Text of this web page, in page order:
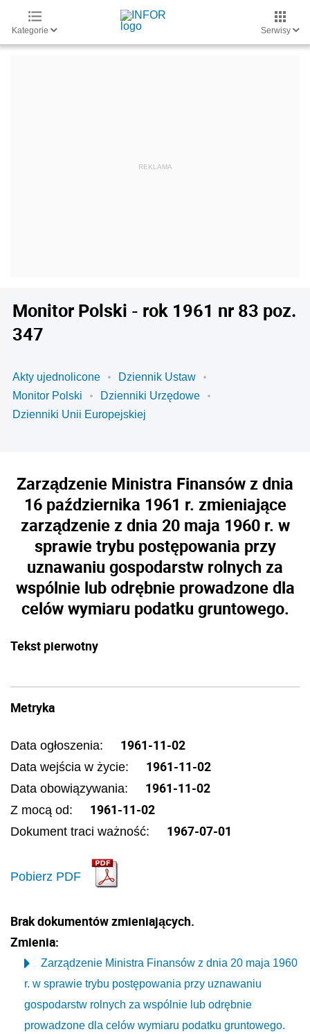
Kategorie Serwisy
Monitor Polski - rok 1961 nr 83 poz.
347
Akty ujednolicone
Dziennik Ustaw
Monitor Polski
Dzienniki Urzędowe
Dzienniki Unii Europejskiej
Zarządzenie Ministra Finansów z dnia
16 października 1961 r. zmieniające
zarządzenie z dnia 20 maja 1960 r. w
sprawie trybu postępowania przy
uznawaniu gospodarstw rolnych za
wspólnie lub odrębnie prowadzone dla
celów wymiaru podatku gruntowego.
Tekst pierwotny
Metryka
Data ogłoszenia: 1961-11-02
Data wejścia w życie: 1961-11-02
Data obowiązywania: 1961-11-02
Z mocą od: 1961-11-02
Dokument traci ważność: 1967-07-01
Pobierz PDF
Brak dokumentów zmieniających.
Zmienia:
Zarządzenie Ministra Finansów z dnia 20 maja 1960
r. w sprawie trybu postępowania przy uznawaniu
gospodarstw rolnych za wspólnie lub odrębnie
prowadzone dla celów wymiaru podatku gruntowego.